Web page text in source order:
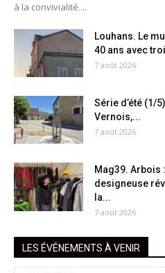
à la convivialité....
Louhans. Le
40 ans avec
7 août 2026
Série d’été (1/
Vernois,...
7 août 2026
Mag39. Arbois
designeuse
la...
7 août 2026
LES ÉVÉNEMENTS À VENIR